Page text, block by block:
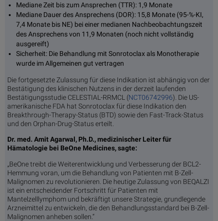
Mediane Zeit bis zum Ansprechen (TTR): 1,9 Monate
Mediane Dauer des Ansprechens (DOR): 15,8 Monate (95-%-KI,
7,4 Monate bis NE) bei einer medianen Nachbeobachtungszeit
des Ansprechens von 11,9 Monaten (noch nicht vollständig
ausgereift)
Sicherheit: Die Behandlung mit Sonrotoclax als Monotherapie
wurde im Allgemeinen gut vertragen
Die fortgesetzte Zulassung für diese Indikation ist abhängig von der
Bestätigung des klinischen Nutzens in der derzeit laufenden
Bestätigungsstudie CELESTIAL-RRMCL (NCT06742996). Die US-
amerikanische FDA hat Sonrotoclax für diese Indikation den
Breakthrough-Therapy-Status (BTD) sowie den Fast-Track-Status
und den Orphan-Drug-Status erteilt.
Dr. med. Amit Agarwal, Ph.D., medizinischer Leiter für
Hämatologie bei BeOne Medicines, sagte:
„BeOne treibt die Weiterentwicklung und Verbesserung der BCL2-
Hemmung voran, um die Behandlung von Patienten mit B-Zell-
Malignomen zu revolutionieren. Die heutige Zulassung von BEQALZI
ist ein entscheidender Fortschritt für Patienten mit
Mantelzelllymphom und bekräftigt unsere Strategie, grundlegende
Arzneimittel zu entwickeln, die den Behandlungsstandard bei B-Zell-
Malignomen anheben sollen.“